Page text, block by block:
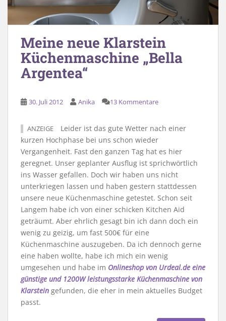
Meine neue Klarstein
Küchenmaschine „Bella
Argentea“
30. Juli 2012 Anika 13 Kommentare
ANZEIGE
Leider ist das gute Wetter nach einer
kurzen Hochphase bei uns schon wieder
Vergangenheit. Fast den ganzen Tag hat es hier
geregnet. Unser geplanter Ausflug ist sprichwörtlich
ins Wasser gefallen. Doch wir haben uns nicht
unterkriegen lassen und haben gestern stattdessen
unsere neue Küchenmaschine getestet. Schon seit
Langem habe ich von einer schicken Kitchen Aid
geträumt. Aber ehrlich gesagt bin ich dann doch ein
wenig zu geizig, um fast 500€ für eine
Küchenmaschine auszugeben. Da ich dennoch gerne
eine haben wollte, habe ich mich ein wenig
umgesehen und habe im Onlineshop von Urdeal.de eine
günstige und 1200W leistungsstarke Küchenmaschine von
Klarstein gefunden, die eher in mein aktuelles Budget
passt.